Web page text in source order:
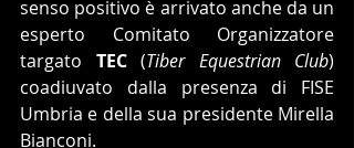
senso positivo è arrivato anche da un
esperto Comitato Organizzatore
targato TEC (Tiber Equestrian Club)
coadiuvato dalla presenza di FISE
Umbria e della sua presidente Mirella
Bianconi.